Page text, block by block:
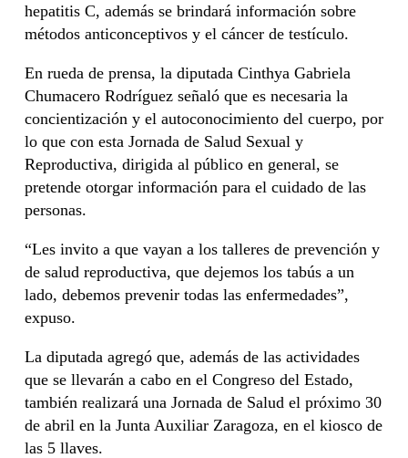
hepatitis C, además se brindará información sobre
métodos anticonceptivos y el cáncer de testículo.
En rueda de prensa, la diputada Cinthya Gabriela
Chumacero Rodríguez señaló que es necesaria la
concientización y el autoconocimiento del cuerpo, por
lo que con esta Jornada de Salud Sexual y
Reproductiva, dirigida al público en general, se
pretende otorgar información para el cuidado de las
personas.
“Les invito a que vayan a los talleres de prevención y
de salud reproductiva, que dejemos los tabús a un
lado, debemos prevenir todas las enfermedades”,
expuso.
La diputada agregó que, además de las actividades
que se llevarán a cabo en el Congreso del Estado,
también realizará una Jornada de Salud el próximo 30
de abril en la Junta Auxiliar Zaragoza, en el kiosco de
las 5 llaves.